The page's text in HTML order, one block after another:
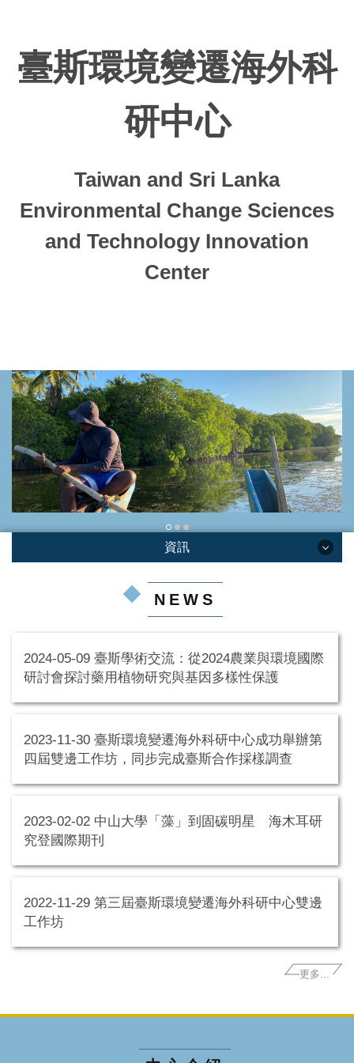
要臺斯環境變遷海外科
研中心
Taiwan and Sri Lanka
Environmental Change Sciences
and Technology Innovation
Center
資訊
資訊
關於
海外科研中心
人員
發表論文
相關連結
聯絡我們
NEWS
2024-05-09 臺斯學術交流：從2024農業與環境國際
研討會探討藥用植物研究與基因多樣性保護
2023-11-30 臺斯環境變遷海外科研中心成功舉辦第
四屆雙邊工作坊，同步完成臺斯合作採樣調查
2023-02-02 中山大學「藻」到固碳明星 海木耳研
究登國際期刊
2022-11-29 第三屆臺斯環境變遷海外科研中心雙邊
工作坊
更多...